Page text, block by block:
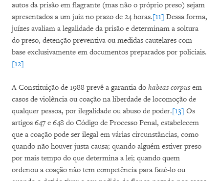
autos da prisão em flagrante (mas não o próprio preso) sejam
apresentados a um juiz no prazo de 24 horas.[11] Dessa forma,
juízes avaliam a legalidade da prisão e determinam a soltura
do preso, detenção preventiva ou medidas cautelares com
base exclusivamente em documentos preparados por policiais.
[12]
A Constituição de 1988 prevê a garantia do habeas corpusem
casos de violência ou coação na liberdade de locomoção de
qualquer pessoa, por ilegalidade ou abuso de poder.[13] Os
artigos 647 e 648 do Código de Processo Penal, estabelecem
que a coação pode ser ilegal em várias circunstâncias, como
quando não houver justa causa; quando alguém estiver preso
por mais tempo do que determina a lei; quando quem
ordenou a coação não tem competência para fazê-lo ou